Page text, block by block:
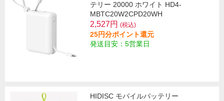
テリー 20000 ホワイト HD4-
MBTC20W2CPD20WH
2,527円 (税込)
25円分ポイント還元
発送目安：5営業日
HIDISC モバイルバッテリー